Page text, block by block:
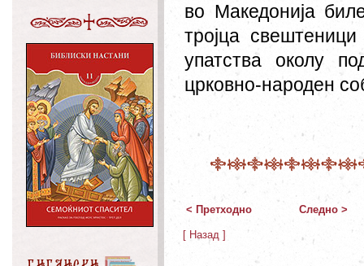
во Македонија
тројца
упатства околу
црковно-народен
< Претходно Следно >
[ Назад ]